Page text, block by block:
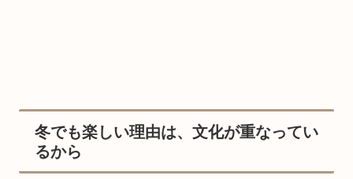
冬でも楽しい理由は、文化が重なってい
るから